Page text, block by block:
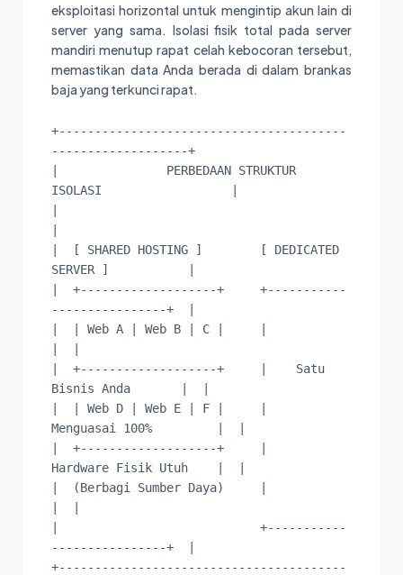
eksploitasi horizontal untuk mengintip akun lain di
server yang sama. Isolasi fisik total pada server
mandiri menutup rapat celah kebocoran tersebut,
memastikan data Anda berada di dalam brankas
baja yang terkunci rapat.
+----------------------------------------
-------------------+
|               PERBEDAAN STRUKTUR
ISOLASI                  |
|  [ SHARED HOSTING ]        [ DEDICATED
SERVER ]           |
|  +-------------------+     +-----------
----------------+  |
|  | Web A | Web B | C |     |
|  +-------------------+     |    Satu
Bisnis Anda       |  |
|  | Web D | Web E | F |     |
Menguasai 100%         |  |
|  +-------------------+     |
Hardware Fisik Utuh    |  |
|  (Berbagi Sumber Daya)     |
|                            +-----------
----------------+  |
+----------------------------------------